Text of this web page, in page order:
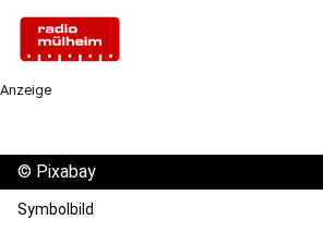
Anzeige
© Pixabay
Symbolbild